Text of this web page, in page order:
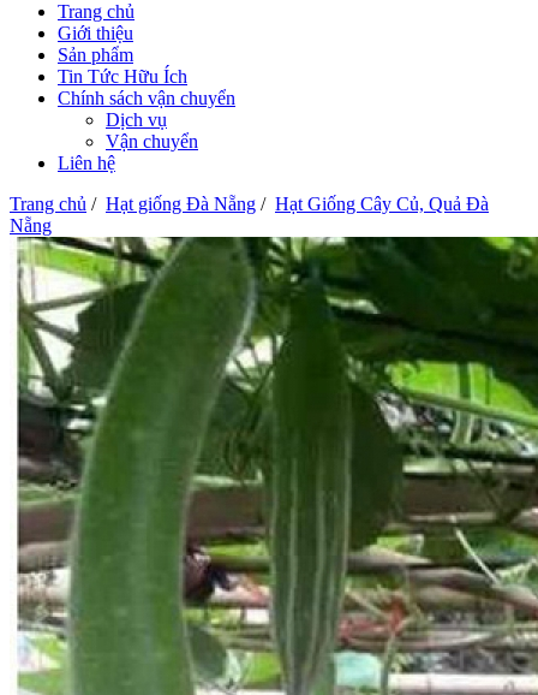
Trang chủ
Giới thiệu
Sản phẩm
Tin Tức Hữu Ích
Chính sách vận chuyển
Dịch vụ
Vận chuyển
Liên hệ
Trang chủ / Hạt giống Đà Nẵng / Hạt Giống Cây Củ, Quả Đà
Nẵng